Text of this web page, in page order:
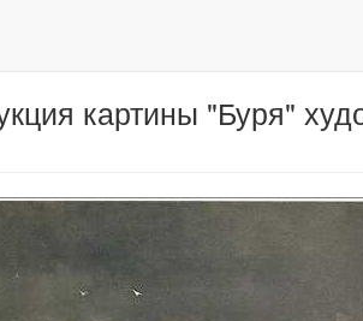
картины "Буря"